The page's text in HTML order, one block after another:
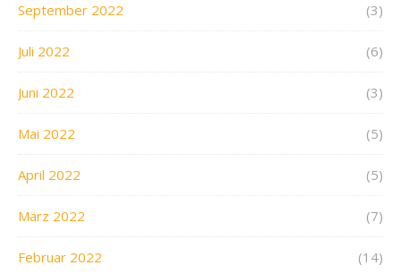
September 2022 (3)
Juli 2022 (6)
Juni 2022 (3)
Mai 2022 (5)
April 2022 (5)
März 2022 (7)
Februar 2022 (14)